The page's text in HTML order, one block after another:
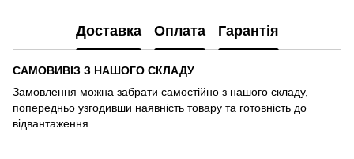
Доставка Оплата Гарантія
САМОВИВІЗ З НАШОГО СКЛАДУ
Замовлення можна забрати самостійно з нашого складу,
попередньо узгодивши наявність товару та готовність до
відвантаження.